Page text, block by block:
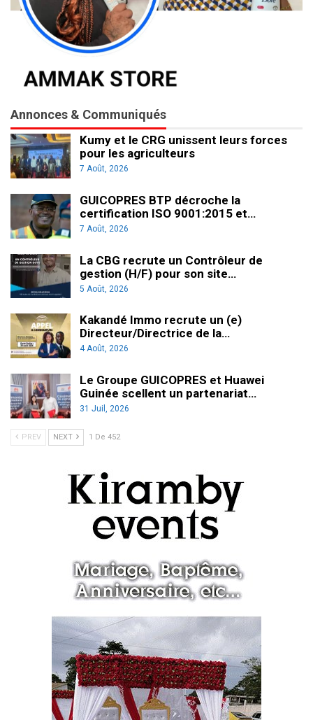
Annonces & Communiqués
Kumy et le CRG unissent leurs forces
pour les agriculteurs
7 Août, 2026
GUICOPRES BTP décroche la
certification ISO 9001:2015 et…
7 Août, 2026
La CBG recrute un Contrôleur de
gestion (H/F) pour son site…
5 Août, 2026
Kakandé Immo recrute un (e)
Directeur/Directrice de la…
4 Août, 2026
Le Groupe GUICOPRES et Huawei
Guinée scellent un partenariat…
31 Juil, 2026
PREV NEXT 1 De 452